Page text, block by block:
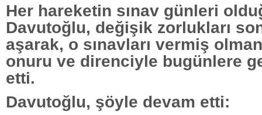
Her hareketin sınav günleri
Davutoğlu, değişik zorlukları
aşarak, o sınavları vermiş
onuru ve direnciyle bugünlere
etti.
Davutoğlu, şöyle devam etti: